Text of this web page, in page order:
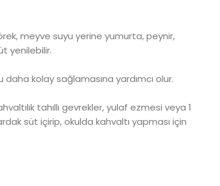
meyve suyu yerine yumurta, peynir,
yenilebilir.
kolay sağlamasına yardımcı olur.
tahıllı gevrekler, yulaf ezmesi veya 1
süt içirip, okulda kahvaltı yapması için